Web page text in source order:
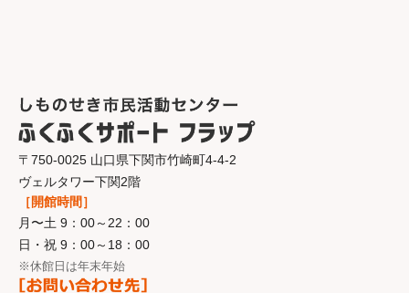
〒750-0025 山口県下関市竹崎町4-4-2
ヴェルタワー下関2階
［開館時間］
月〜土 9：00～22：00
日・祝 9：00～18：00
※休館日は年末年始